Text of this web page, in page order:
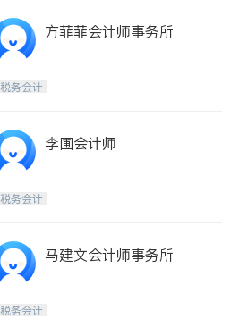
方菲菲会计师事务所
税务会计
李圃会计师
税务会计
马建文会计师事务所
税务会计